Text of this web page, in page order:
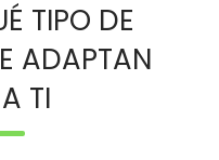
TIPO DE
ADAPTAN
TI